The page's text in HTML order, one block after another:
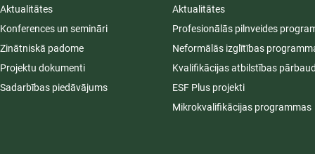
Aktualitātes
Konferences un semināri
Zinātniskā padome
Projektu dokumenti
Sadarbības piedāvājums
Aktualitātes
Profesionālās pilnveides
Neformālās izglītības
Kvalifikācijas atbilstības
ESF Plus projekti
Mikrokvalifikācijas programmas